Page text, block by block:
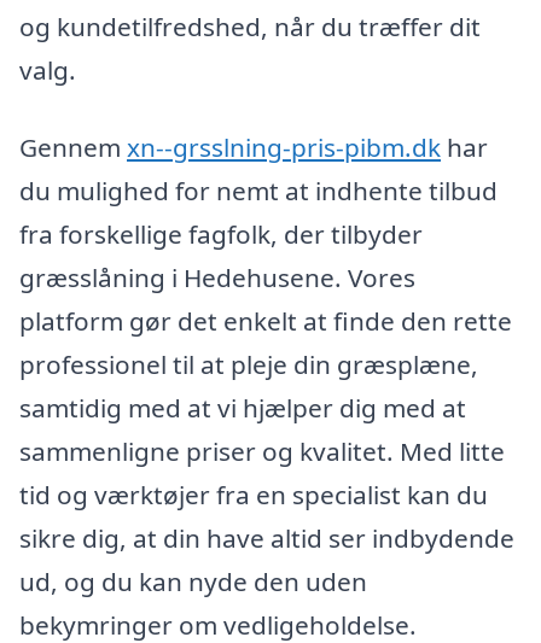
og kundetilfredshed, når du træffer dit
valg.
Gennem xn--grsslning-pris-pibm.dk har
du mulighed for nemt at indhente tilbud
fra forskellige fagfolk, der tilbyder
græsslåning i Hedehusene. Vores
platform gør det enkelt at finde den rette
professionel til at pleje din græsplæne,
samtidig med at vi hjælper dig med at
sammenligne priser og kvalitet. Med litte
tid og værktøjer fra en specialist kan du
sikre dig, at din have altid ser indbydende
ud, og du kan nyde den uden
bekymringer om vedligeholdelse.